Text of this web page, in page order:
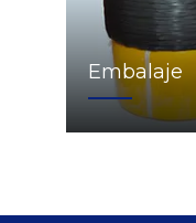
Embalaje